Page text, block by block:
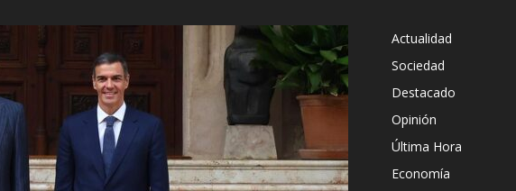
Actualidad
Sociedad
Destacado
Opinión
Última Hora
Economía